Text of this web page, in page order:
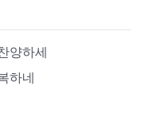
양하세
하네